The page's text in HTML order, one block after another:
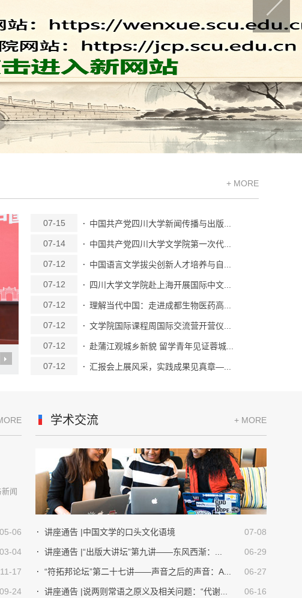
+ MORE
07-15 中国共产党四川大学新闻传播与出版...
07-14 中国共产党四川大学文学院第一次代...
07-12 中国语言文学拔尖创新人才培养与自...
07-12 四川大学文学院赴上海开展国际中文...
07-12 理解当代中国：走进成都生物医药高...
07-12 文学院国际课程周国际交流营开营仪...
07-12 赴蒲江观城乡新貌 留学青年见证蓉城...
07-12 汇报会上展风采，实践成果见真章—...
闻
05-06
03-04
11-17
09-24
学术交流 + MORE
07-08
讲座通告 |中国文学的口头文化语境
06-29
讲座通告 |“出版大讲坛”第九讲——东风西渐：...
06-27
“符拓邦论坛”第二十七讲——声音之后的声音：A...
06-16
讲座通告 |说两则常语之原义及相关问题：“代谢...